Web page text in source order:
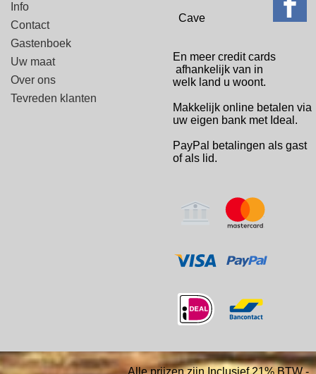
Info
Contact
Gastenboek
Uw maat
Over ons
Tevreden klanten
Cave
En meer credit cards
afhankelijk van in
welk land u woont.
Makkelijk online betalen via
uw eigen bank met Ideal.
PayPal betalingen als gast
of als lid.